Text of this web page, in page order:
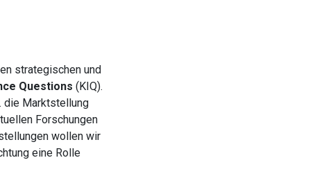
strategischen und
Questions (KIQ).
die Marktstellung
Forschungen
wollen wir
eine Rolle